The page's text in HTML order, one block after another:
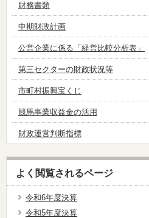
財務書類
中期財政計画
公営企業に係る「経営比較分析表」
第三セクターの財政状況等
市町村振興宝くじ
競馬事業収益金の活用
財政運営判断指標
よく閲覧されるページ
令和6年度決算
令和5年度決算